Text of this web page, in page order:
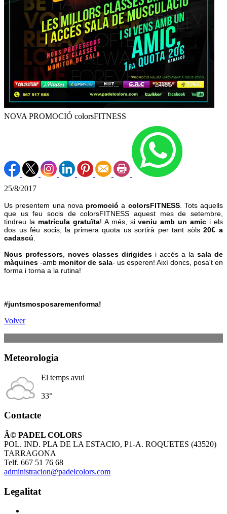
NOVA PROMOCIÓ colorsFITNESS
25/8/2017
Us presentem una nova promoció a colorsFITNESS. Tots aquells
que us feu socis de colorsFITNESS aquest mes de setembre,
tindreu la matrícula gratuïta! A més, siveniu amb un amic i els
dos us féu socis, la primera quota us sortirà per tant sòls20€ a
cadascú
Nous professors
noves classes dirigides i accés a la sala de
màquines -amb monitor de sala- us esperen! Així doncs, posa't en
forma i torna a la rutina!
#juntsmosposaremenforma!
Volver
Meteorologia
El temps avui
33°
Contacte
Â© PADEL COLORS
POL. IND. PLA DE LA ESTACIO, P1-A. ROQUETES (43520)
TARRAGONA
Telf. 667 51 76 68
administracion@padelcolors.com
Legalitat